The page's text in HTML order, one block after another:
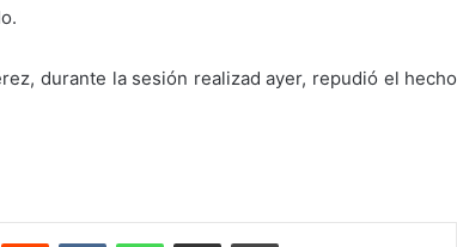
durante la sesión realizad ayer, repudió el hecho
Reddit VKontakteWhatsAppCompartir por correo electrónicoImprimir